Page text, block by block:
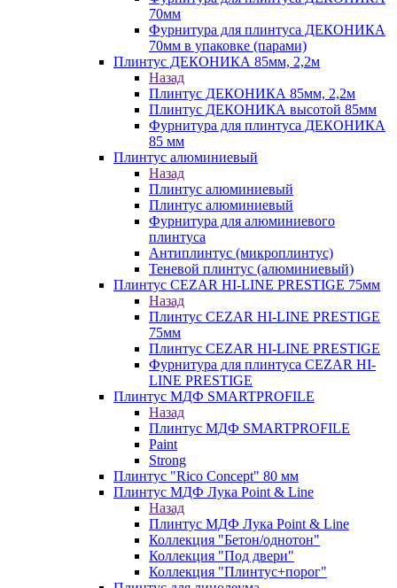
70мм
Фурнитура для плинтуса ДЕКОНИКА
70мм в упаковке (парами)
Плинтус ДЕКОНИКА 85мм, 2,2м
Назад
Плинтус ДЕКОНИКА 85мм, 2,2м
Плинтус ДЕКОНИКА высотой 85мм
Фурнитура для плинтуса ДЕКОНИКА
85 мм
Плинтус алюминиевый
Назад
Плинтус алюминиевый
Плинтус алюминиевый
Фурнитура для алюминиевого
плинтуса
Антиплинтус (микроплинтус)
Теневой плинтус (алюминиевый)
Плинтус CEZAR HI-LINE PRESTIGE 75мм
Назад
Плинтус CEZAR HI-LINE PRESTIGE
75мм
Плинтус CEZAR HI-LINE PRESTIGE
Фурнитура для плинтуса CEZAR HI-
LINE PRESTIGE
Плинтус МДФ SMARTPROFILE
Назад
Плинтус МДФ SMARTPROFILE
Paint
Strong
Плинтус "Rico Concept" 80 мм
Плинтус МДФ Лука Point & Line
Назад
Плинтус МДФ Лука Point & Line
Коллекция "Бетон/однотон"
Коллекция "Под двери"
Коллекция "Плинтус+порог"